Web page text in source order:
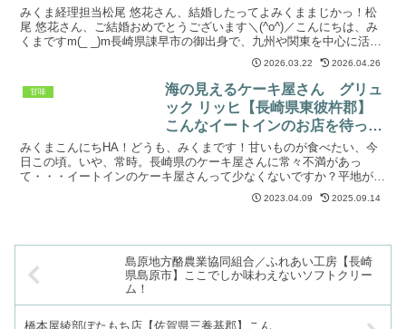
ーキ屋さん！
みくま経理担当松尾 悠花さん、結婚したってよみくままじかっ！松
尾 悠花さん、ご結婚おめでとうございます＼(^o^)／こんにちは、み
くまですm(_ _)m長崎県諌早市の御出身で、九州や関東を中心に活動
されている女優さんの松尾 悠花さんが本年2... 2026.03.22 2026.04.26
甘味
海の見えるケーキ屋さん グリュ
ック リッヒ【長崎県東彼杵郡】
こんなイートインのお店を待って
いました！
みくまこんにちHA！どうも、みくまです！甘いものが食べたい、今
日この頃。いや、常時。長崎県のケーキ屋さんに常々不満があっ
て・・・イートインのケーキ屋さんって少なくないですか？平地が少
ない長崎ならでは土地問題がありますが、ドライブをしたらイー...
2023.04.09 2025.09.14
島原地方酪農業協同組合／ふれあい工房【長崎
県島原市】ここでしか味わえないソフトクリー
ム！
橋本屋綾部ぼたもち店【佐賀県三養基郡】こん